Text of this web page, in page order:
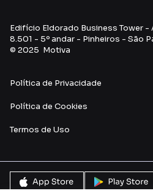
Edifício Eldorado Business Tower -
8.501 - 5º andar - Pinheiros - São
© 2025 Motiva
Política de Privacidade
Política de Cookies
Termos de Uso